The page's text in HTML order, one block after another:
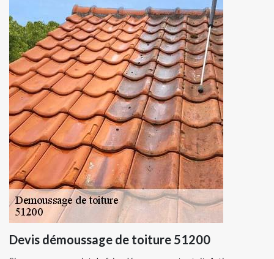
Devis démoussage de toiture 51200